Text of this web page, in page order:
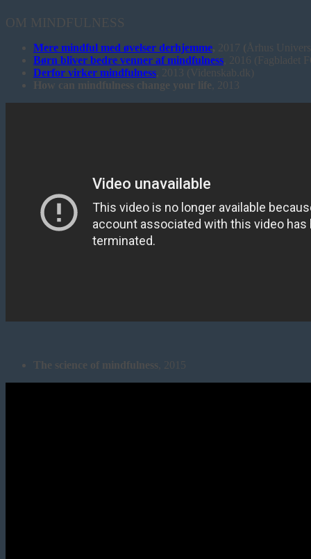
OM MINDFULNESS
Mere mindful med øvelser derhjemme, 2017 ( Århus
Børn bliver bedre venner af mindfulness
2016 (Fagbladet
Derfor virker mindfulness , 2013 (Videnskab.dk)
How can mindfulness change your life , 2013
The science of mindfulness , 2015